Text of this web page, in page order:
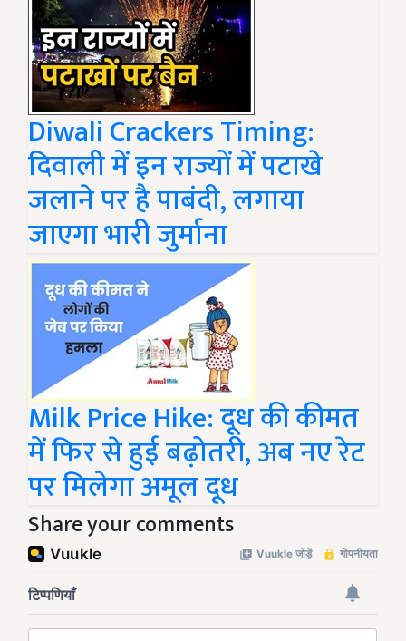
Diwali Crackers Timing:
दिवाली में इन राज्यों में पटाखे
जलाने पर है पाबंदी, लगाया
जाएगा भारी जुर्माना
Milk Price Hike: दूध की कीमत
में फिर से हुई बढ़ोतरी, अब नए रेट
पर मिलेगा अमूल दूध
Share your comments